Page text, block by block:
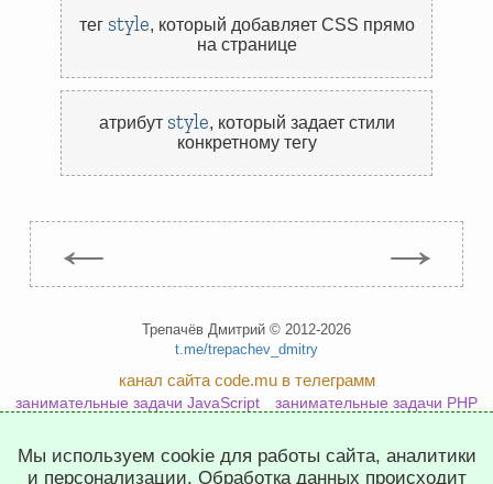
тег style, который добавляет CSS прямо
на странице
атрибут style, который задает стили
конкретному тегу
← →
Трепачёв Дмитрий © 2012-2026
t.me/trepachev_dmitry
канал сайта code.mu в телеграмм
занимательные задачи JavaScript
занимательные задачи PHP
политика конфиденциальности настроить cookies
Мы используем cookie для работы сайта, аналитики
и персонализации. Обработка данных происходит